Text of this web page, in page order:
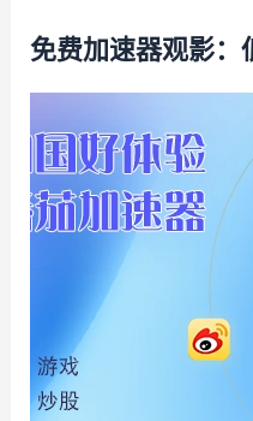
免费加速器观影：